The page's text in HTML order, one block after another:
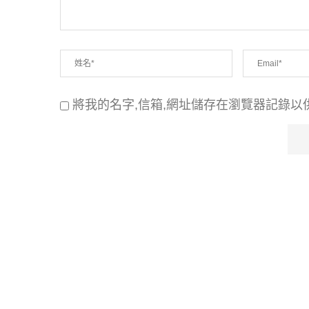
將我的名字,信箱,網址儲存在瀏覽器記錄以